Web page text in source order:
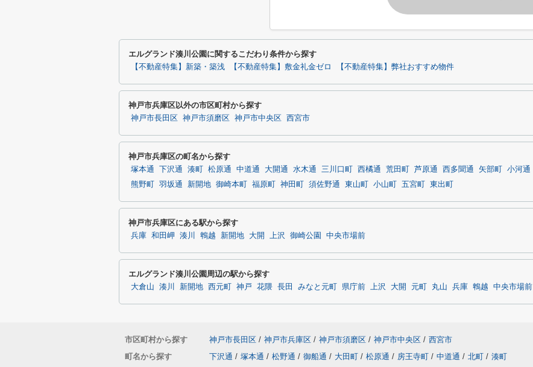
エルグランド湊川公園に関するこだわり条件から探す
【不動産特集】新築・築浅 【不動産特集】敷金礼金ゼロ 【不動産特集】弊社おすすめ物件
神戸市兵庫区以外の市区町村から探す
神戸市長田区 神戸市須磨区 神戸市中央区 西宮市
神戸市兵庫区の町名から探す
塚本通 下沢通 湊町 松原通 中道通 大開通 水木通 三川口町 西橘通 荒田町 芦原通 西多聞通 矢部町 小河通
熊野町
羽坂通 新開地 御崎本町 福原町 神田町 須佐野通 東山町 小山町 五宮町 東出町
神戸市兵庫区にある駅から探す
兵庫 和田岬 湊川 鵯越 新開地 大開 上沢 御崎公園 中央市場前
エルグランド湊川公園周辺の駅から探す
大倉山 湊川 新開地 西元町 神戸 花隈 長田 みなと元町 県庁前 上沢 大開 元町 丸山 兵庫 鵯越 中央市場前
市区町村から探す 神戸市長田区 / 神戸市兵庫区 / 神戸市須磨区 / 神戸市中央区 / 西宮市
町名から探す
下沢通 / 塚本通 / 松野通 / 御船通 / 大田町 / 松原通 / 房王寺町 / 中道通 / 北町 / 湊町